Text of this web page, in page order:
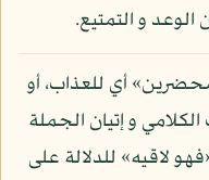
الوعد و التمتيع.
أي للعذاب، أو
و إتيان الجملة
لاقيه» للدلالة على